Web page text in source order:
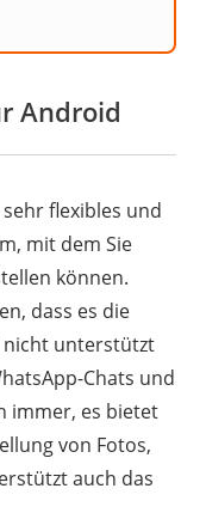
Android
flexibles und
mit dem Sie
können.
dass es die
nicht unterstützt
Chats und
immer, es bietet
von Fotos,
auch das